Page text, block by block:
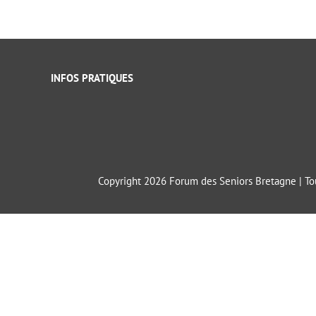
INFOS PRATIQUES
Copyright 2026 Forum des Seniors Bretagne |